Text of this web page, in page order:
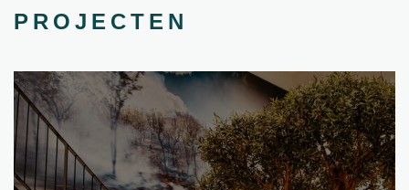
PROJECTEN